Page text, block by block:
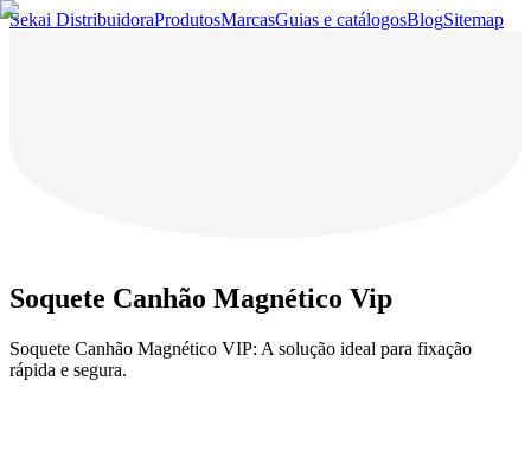
Sekai DistribuidoraProdutosMarcasGuias e catálogosBlogSitemap
Soquete Canhão Magnético Vip
Soquete Canhão Magnético VIP: A solução ideal para fixação
rápida e segura.